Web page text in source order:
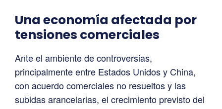
Una economía afectada por
tensiones comerciales
Ante el ambiente de controversias,
principalmente entre Estados Unidos y China,
con acuerdo comerciales no resueltos y las
subidas arancelarias, el crecimiento previsto del